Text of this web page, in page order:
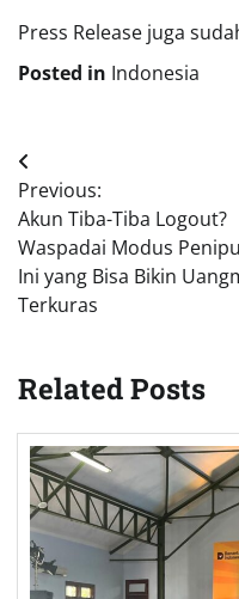
Press Release juga
Posted in Indonesia
Post
navigation
Previous:
Akun Tiba-Tiba Logout?
Waspadai Modus
Ini yang Bisa Bikin
Terkuras
Related Posts